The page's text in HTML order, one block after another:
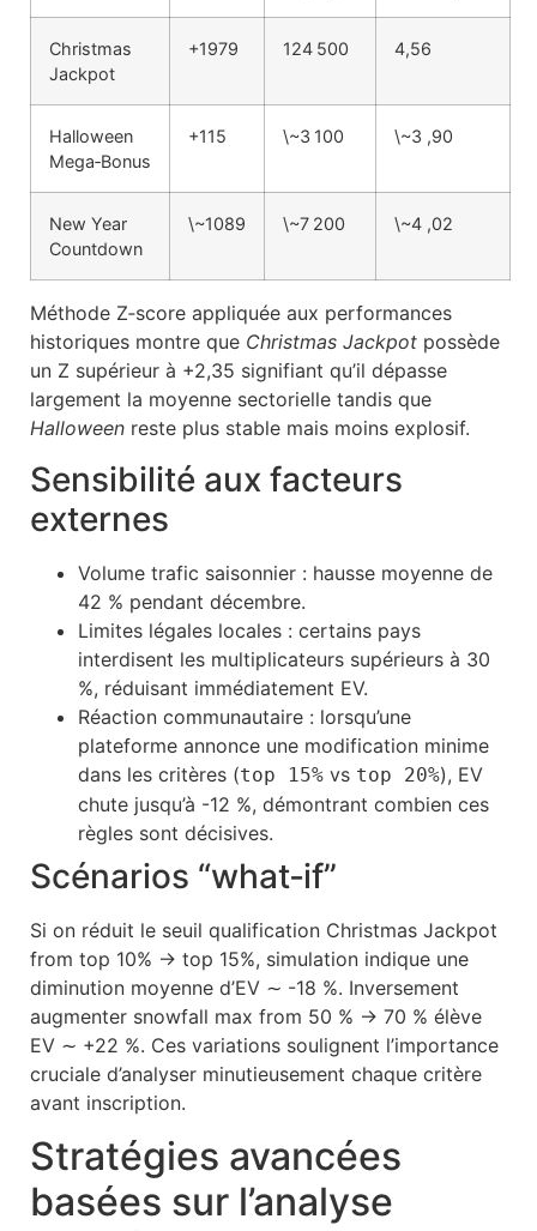
Christmas
Jackpot
+1979 124 500 4,56
Halloween
Mega‑Bonus
+115 \~3 100 \~3 ,90
New Year
Countdown
\~1089 \~7 200 \~4 ,02
Méthode Z‑score appliquée aux performances
historiques montre que Christmas Jackpot possède
un Z supérieur à +2,35 signifiant qu’il dépasse
largement la moyenne sectorielle tandis que
Halloween reste plus stable mais moins explosif.
Sensibilité aux facteurs
externes
Volume trafic saisonnier : hausse moyenne de
42 % pendant décembre.
Limites légales locales : certains pays
interdisent les multiplicateurs supérieurs à 30
%, réduisant immédiatement EV.
Réaction communautaire : lorsqu’une
plateforme annonce une modification minime
dans les critères (top 15% vs top 20%), EV
chute jusqu’à -12 %, démontrant combien ces
règles sont décisives.
Scénarios “what‑if”
Si on réduit le seuil qualification Christmas Jackpot
from top 10% → top 15%, simulation indique une
diminution moyenne d’EV ∼ -18 %. Inversement
augmenter snow­fall max from 50 % → 70 % élève
EV ∼ +22 %. Ces variations soulignent l’importance
cruciale d’analyser minutieusement chaque critère
avant inscription.
Stratégies avancées
basées sur l’analyse